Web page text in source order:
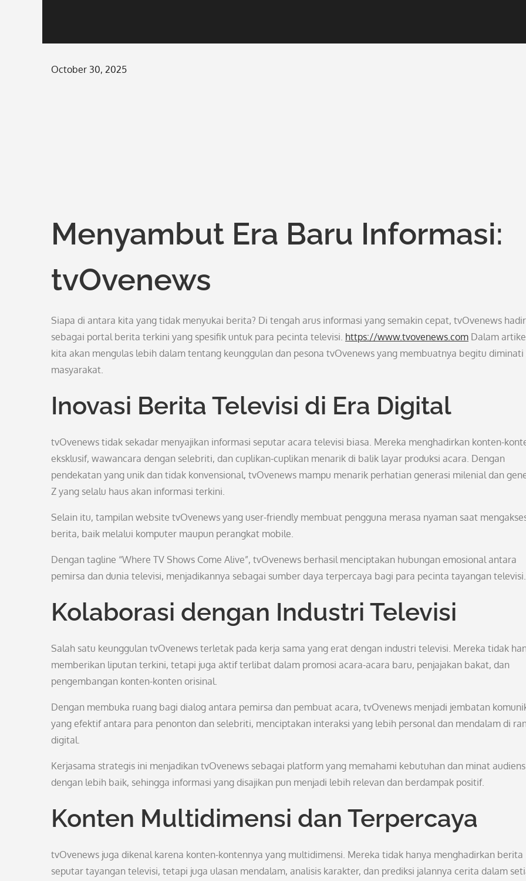
Posted
October 30, 2025
Menyambut Era Baru Informasi:
tvOvenews
Siapa di antara kita yang tidak menyukai berita? Di tengah arus informasi yang semakin cepat, tvOvenews hadir
sebagai portal berita terkini yang spesifik untuk para pecinta televisi. https://www.tvovenews.com Dalam
kita akan mengulas lebih dalam tentang keunggulan dan pesona tvOvenews yang membuatnya begitu diminati
masyarakat.
Inovasi Berita Televisi di Era Digital
tvOvenews tidak sekadar menyajikan informasi seputar acara televisi biasa. Mereka menghadirkan konten-
eksklusif, wawancara dengan selebriti, dan cuplikan-cuplikan menarik di balik layar produksi acara. Dengan
pendekatan yang unik dan tidak konvensional, tvOvenews mampu menarik perhatian generasi milenial dan
Z yang selalu haus akan informasi terkini.
Selain itu, tampilan website tvOvenews yang user-friendly membuat pengguna merasa nyaman saat
berita, baik melalui komputer maupun perangkat mobile.
Dengan tagline “Where TV Shows Come Alive”, tvOvenews berhasil menciptakan hubungan emosional antara
pemirsa dan dunia televisi, menjadikannya sebagai sumber daya terpercaya bagi para pecinta tayangan televisi.
Kolaborasi dengan Industri Televisi
Salah satu keunggulan tvOvenews terletak pada kerja sama yang erat dengan industri televisi. Mereka tidak
memberikan liputan terkini, tetapi juga aktif terlibat dalam promosi acara-acara baru, penjajakan bakat, dan
pengembangan konten-konten orisinal.
Dengan membuka ruang bagi dialog antara pemirsa dan pembuat acara, tvOvenews menjadi jembatan
yang efektif antara para penonton dan selebriti, menciptakan interaksi yang lebih personal dan mendalam di
digital.
Kerjasama strategis ini menjadikan tvOvenews sebagai platform yang memahami kebutuhan dan minat audiens
dengan lebih baik, sehingga informasi yang disajikan pun menjadi lebih relevan dan berdampak positif.
Konten Multidimensi dan Terpercaya
tvOvenews juga dikenal karena konten-kontennya yang multidimensi. Mereka tidak hanya menghadirkan berita
seputar tayangan televisi, tetapi juga ulasan mendalam, analisis karakter, dan prediksi jalannya cerita dalam